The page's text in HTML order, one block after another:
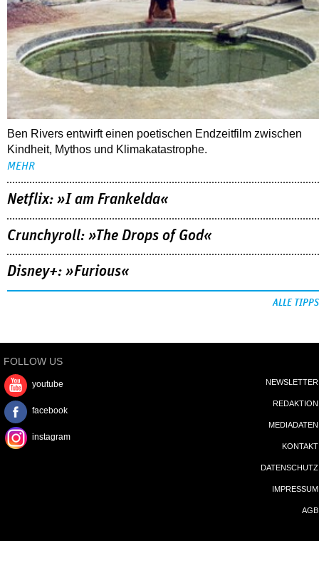
Ben Rivers entwirft einen poetischen Endzeitfilm zwischen
Kindheit, Mythos und Klimakatastrophe.
MEHR
Netflix: »I am Frankelda«
Crunchyroll: »The Drops of God«
Disney+: »Furious«
ALLE TIPPS
FOLLOW US
youtube
facebook
instagram
NEWSLETTER
REDAKTION
MEDIADATEN
KONTAKT
DATENSCHUTZ
IMPRESSUM
AGB